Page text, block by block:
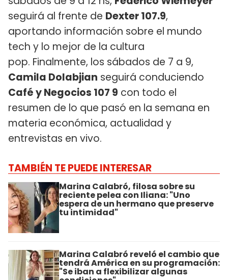
seguirá al frente de Dexter 107.9,
aportando información sobre el mundo
tech y lo mejor de la cultura
pop. Finalmente, los sábados de 7 a 9,
Camila Dolabjian seguirá conduciendo
Café y Negocios 107 9 con todo el
resumen de lo que pasó en la semana en
materia económica, actualidad y
entrevistas en vivo.
TAMBIÉN TE PUEDE INTERESAR
Marina Calabró, filosa sobre su
reciente pelea con Iliana: "Uno
espera de un hermano que preserve
tu intimidad"
Marina Calabró reveló el cambio que
tendrá América en su programación:
"Se iban a flexibilizar algunas